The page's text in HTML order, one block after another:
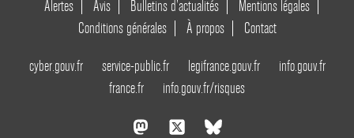
Alertes Avis Bulletins d’actualités
Mentions légales
Conditions générales
À propos Contact
cyber.gouv.fr service-public.fr legifrance.gouv.fr
info.gouv.fr
france.fr
info.gouv.fr/risques